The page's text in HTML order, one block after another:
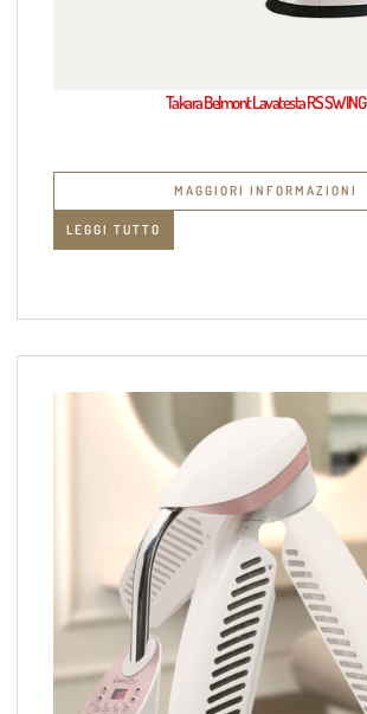
Takara Belmont Lavatesta RS SWING
MAGGIORI INFORMAZIONI
LEGGI TUTTO